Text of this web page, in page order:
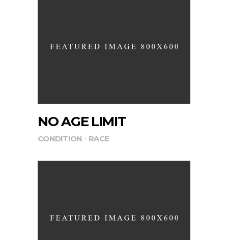
NO AGE LIMIT
CONDITION RACE